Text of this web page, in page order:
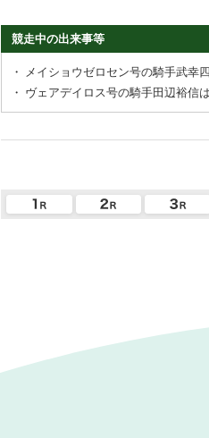
競走中の出来事等
・
メイショウゼロセン号の騎手武幸
・ ヴェアデイロス号の騎手田辺裕信